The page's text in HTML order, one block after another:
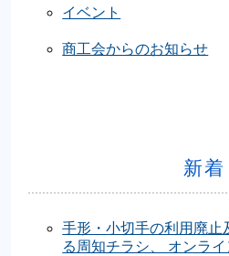
イベント
商工会からのお知らせ
新着
手形・小切手の利用廃止
る周知チラシ、 オンラ